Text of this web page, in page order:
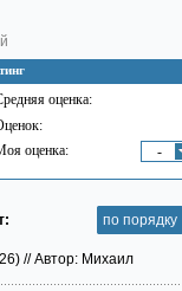
оценка:
оценка: -
по порядку
//Автор: Михаил